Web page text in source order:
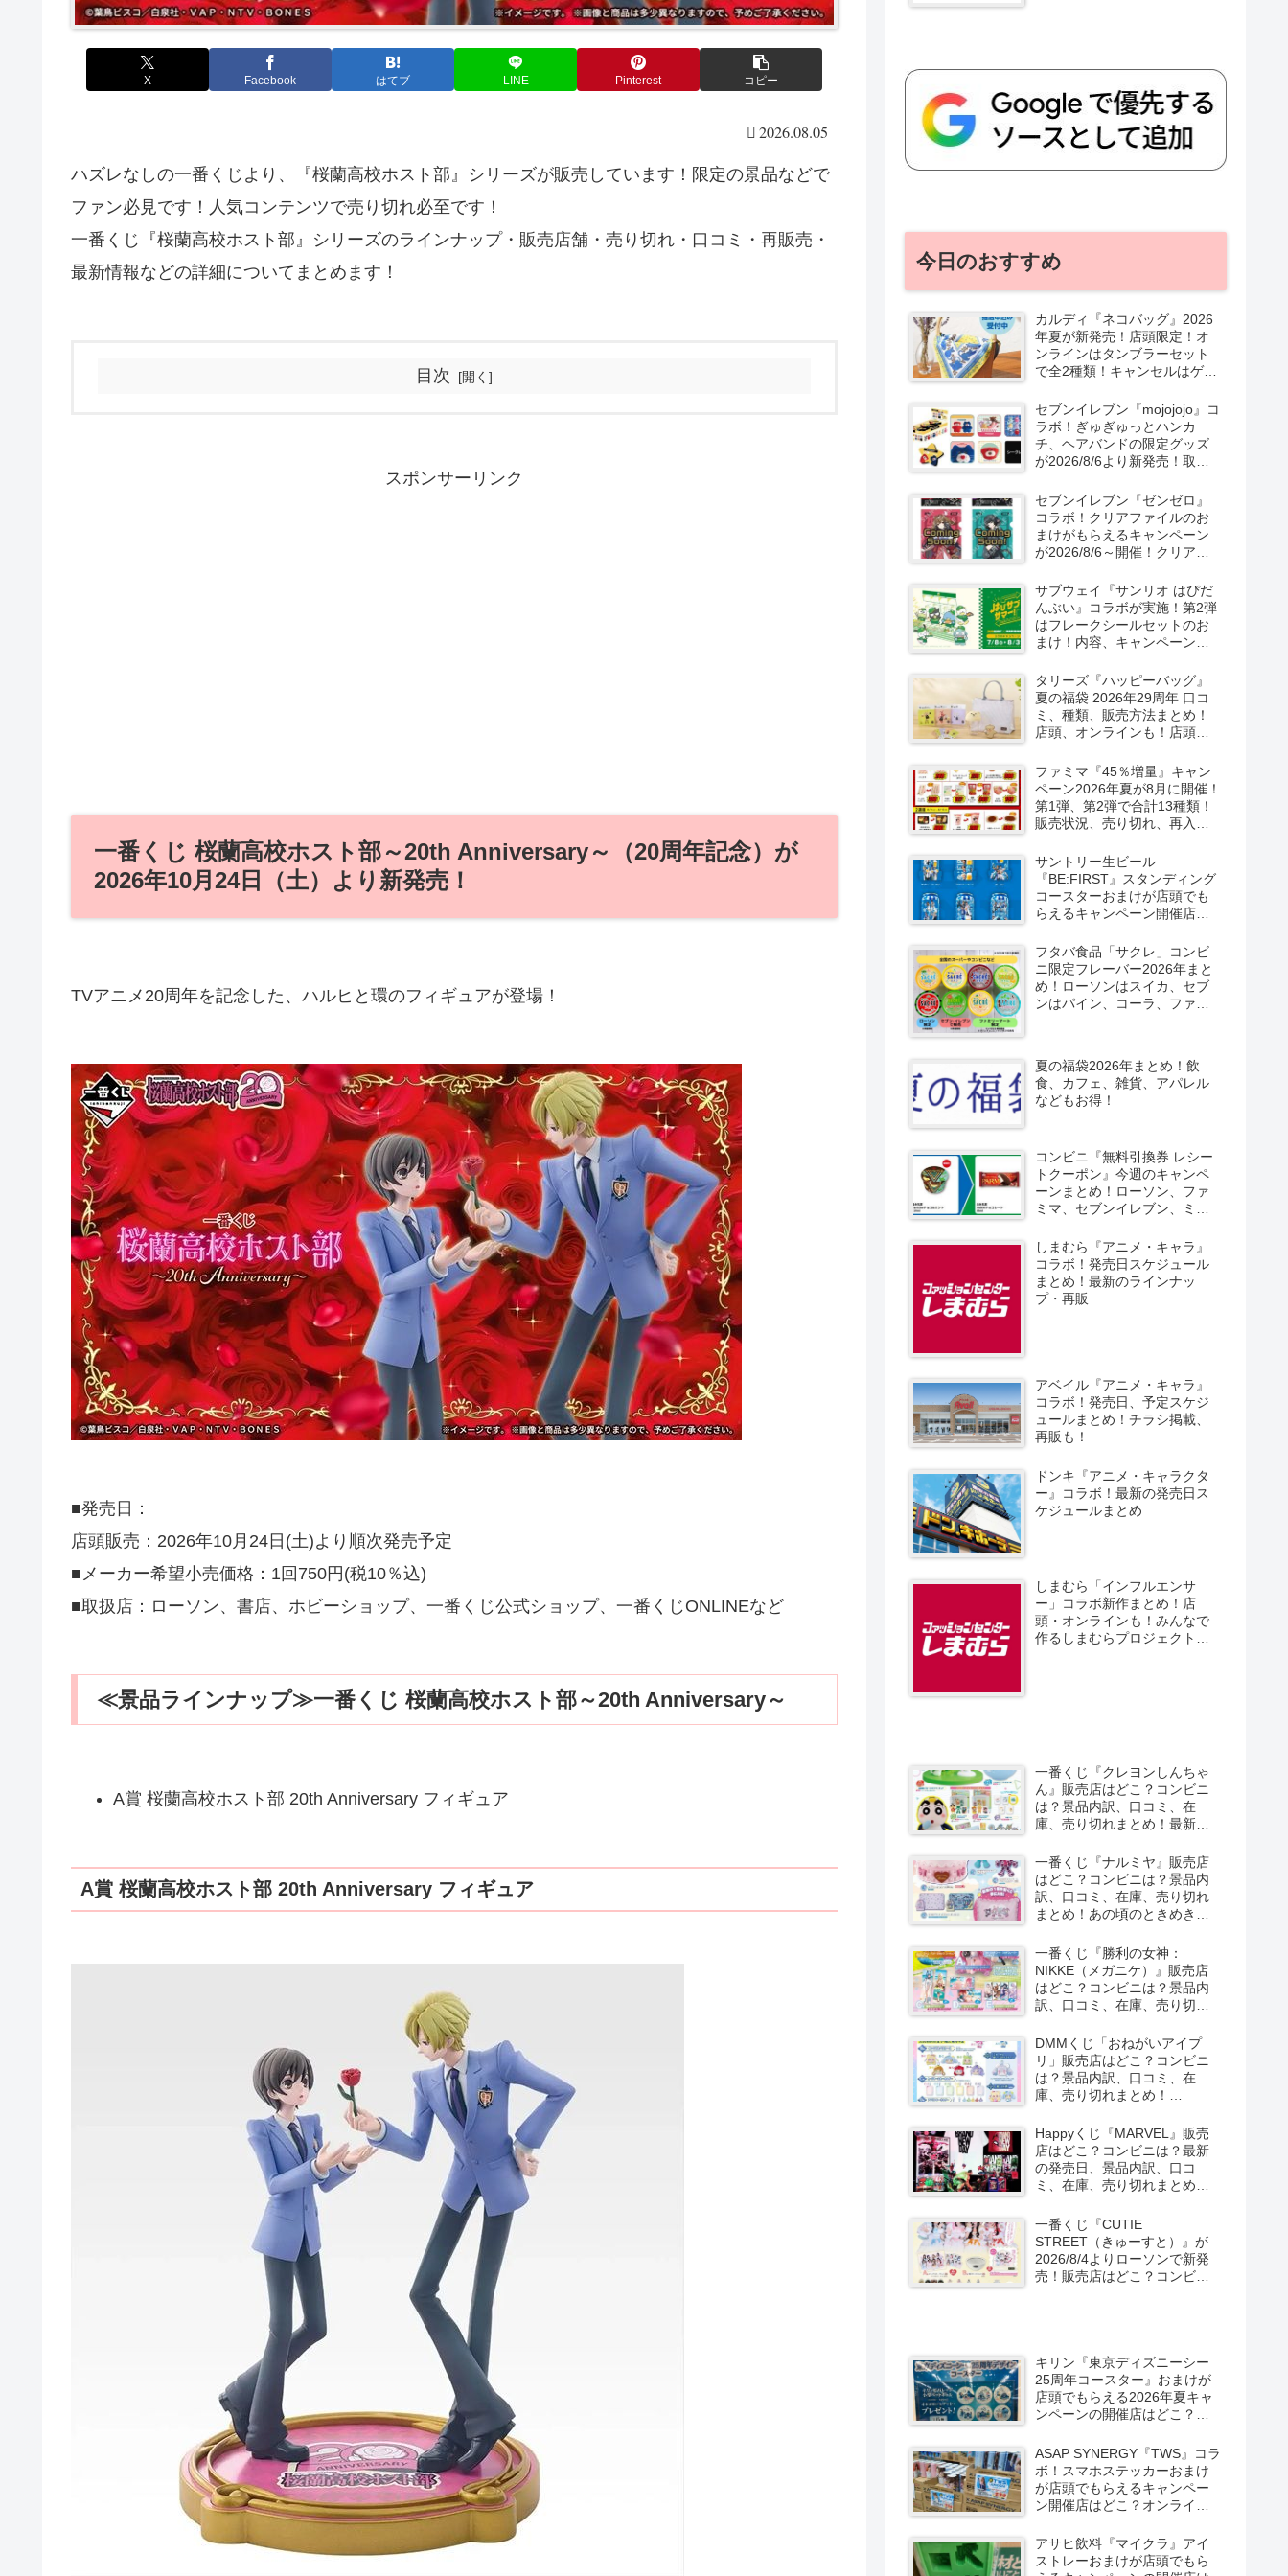
X Facebook はてブ LINE Pinterest コピー
2026.08.05
ハズレなしの一番くじより、『桜蘭高校ホスト部』シリーズが販売しています！限定の景品などで
ファン必見です！人気コンテンツで売り切れ必至です！
一番くじ『桜蘭高校ホスト部』シリーズのラインナップ・販売店舗・売り切れ・口コミ・再販売・
最新情報などの詳細についてまとめます！
目次
スポンサーリンク
一番くじ 桜蘭高校ホスト部～20th Anniversary～（20周年記念）が
2026年10月24日（土）より新発売！
TVアニメ20周年を記念した、ハルヒと環のフィギュアが登場！
■発売日：
店頭販売：2026年10月24日(土)より順次発売予定
■メーカー希望小売価格：1回750円(税10％込)
■取扱店：ローソン、書店、ホビーショップ、一番くじ公式ショップ、一番くじONLINEなど
≪景品ラインナップ≫一番くじ 桜蘭高校ホスト部～20th Anniversary～
A賞 桜蘭高校ホスト部 20th Anniversary フィギュア
A賞 桜蘭高校ホスト部 20th Anniversary フィギュア
今日のおすすめ
カルディ『ネコバッグ』2026
年夏が新発売！店頭限定！オ
ンラインはタンブラーセット
で全2種類！キャンセルはゲリ
セブンイレブン『mojojojo』コ
ラボ！ぎゅぎゅっとハンカ
チ、ヘアバンドの限定グッズ
が2026/8/6より新発売！取扱
セブンイレブン『ゼンゼロ』
コラボ！クリアファイルのお
まけがもらえるキャンペーン
が2026/8/6～開催！クリアカ
売！
サブウェイ『サンリオ はぴだ
んぶい』コラボが実施！第2弾
はフレークシールセットのお
まけ！内容、キャンペーンま
タリーズ『ハッピーバッグ』
夏の福袋 2026年29周年 口コ
ミ、種類、販売方法まとめ！
店頭、オンラインも！店頭と
ファミマ『45％増量』キャン
ペーン2026年夏が8月に開催！
第1弾、第2弾で合計13種類！
販売状況、売り切れ、再入荷
サントリー生ビール
『BE:FIRST』スタンディング
コースターおまけが店頭でも
らえるキャンペーン開催店は
定で6種類！見分け方！セブ
ン、ファミマ、ローソン、デ
イリーヤマザキ、ミニストッ
プなどで！クーラーバッグ
フタバ食品「サクレ」コンビ
ニ限定フレーバー2026年まと
め！ローソンはスイカ、セブ
ンはパイン、コーラ、ファミ
夏の福袋2026年まとめ！飲
食、カフェ、雑貨、アパレル
などもお得！
コンビニ『無料引換券 レシー
トクーポン』今週のキャンペ
ーンまとめ！ローソン、ファ
ミマ、セブンイレブン、ミニ
しまむら『アニメ・キャラ』
コラボ！発売日スケジュール
まとめ！最新のラインナッ
プ・再販
アベイル『アニメ・キャラ』
コラボ！発売日、予定スケジ
ュールまとめ！チラシ掲載、
再販も！
ドンキ『アニメ・キャラクタ
ー』コラボ！最新の発売日ス
ケジュールまとめ
しまむら「インフルエンサ
ー」コラボ新作まとめ！店
頭・オンラインも！みんなで
作るしまむらプロジェクト！
一番くじ『クレヨンしんちゃ
ん』販売店はどこ？コンビニ
は？景品内訳、口コミ、在
庫、売り切れまとめ！最新は
2026/8/8より新発売！
一番くじ『ナルミヤ』販売店
はどこ？コンビニは？景品内
訳、口コミ、在庫、売り切れ
まとめ！あの頃のときめきメ
ミマで新発売！しまむら系列
のアベイルも！
一番くじ『勝利の女神：
NIKKE（メガニケ）』販売店
はどこ？コンビニは？景品内
訳、口コミ、在庫、売り切れ
CHAPTER8（第8弾）が
2026/8/8より新発売！
DMMくじ「おねがいアイプ
リ」販売店はどこ？コンビニ
は？景品内訳、口コミ、在
庫、売り切れまとめ！
新発売！
Happyくじ『MARVEL』販売
店はどこ？コンビニは？最新
の発売日、景品内訳、口コ
ミ、在庫、売り切れまとめ！
ニュー・デイが2026/8/7より
ローソン、ファミマなどで新
発売！
一番くじ『CUTIE
STREET（きゅーすと）』が
2026/8/4よりローソンで新発
売！販売店はどこ？コンビニ
キリン『東京ディズニーシー
25周年コースター』おまけが
店頭でもらえる2026年夏キャ
ンペーンの開催店はどこ？全6
ド、チップとデールなども！
ASAP SYNERGY『TWS』コラ
ボ！スマホステッカーおまけ
が店頭でもらえるキャンペー
ン開催店はどこ？オンライン
などで新発売！
アサヒ飲料『マイクラ』アイ
ストレーおまけが店頭でもら